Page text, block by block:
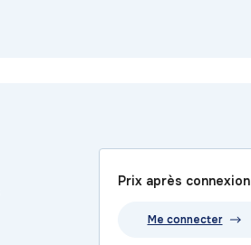
Prix après connexion
Me connecter